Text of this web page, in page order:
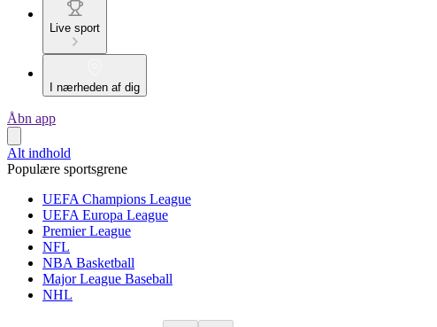
Live sport
I nærheden af dig
Åbn app
Alt indhold
Populære sportsgrene
UEFA Champions League
UEFA Europa League
Premier League
NFL
NBA Basketball
Major League Baseball
NHL